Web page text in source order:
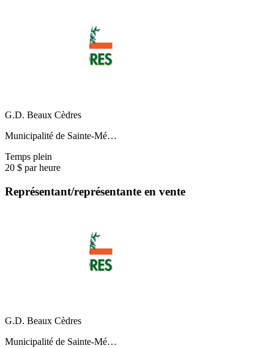
G.D. Beaux Cèdres
Municipalité de Sainte-Mé…
Temps plein
20 $ par heure
Représentant/représentante en vente
G.D. Beaux Cèdres
Municipalité de Sainte-Mé…